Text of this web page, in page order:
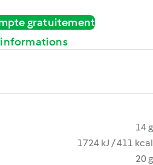
gratuitement
14 g
1724 kJ / 411 kcal
20 g